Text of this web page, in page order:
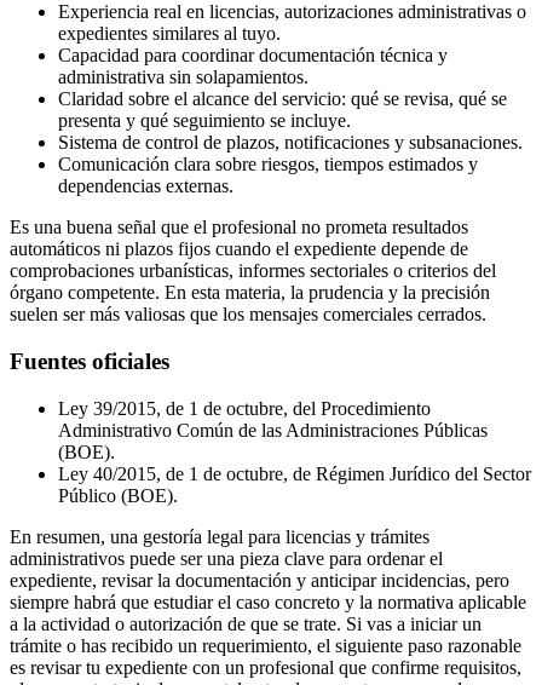
Experiencia real en licencias, autorizaciones administrativas o
expedientes similares al tuyo.
Capacidad para coordinar documentación técnica y
administrativa sin solapamientos.
Claridad sobre el alcance del servicio: qué se revisa, qué se
presenta y qué seguimiento se incluye.
Sistema de control de plazos, notificaciones y subsanaciones.
Comunicación clara sobre riesgos, tiempos estimados y
dependencias externas.
Es una buena señal que el profesional no prometa resultados
automáticos ni plazos fijos cuando el expediente depende de
comprobaciones urbanísticas, informes sectoriales o criterios del
órgano competente. En esta materia, la prudencia y la precisión
suelen ser más valiosas que los mensajes comerciales cerrados.
Fuentes oficiales
Ley 39/2015, de 1 de octubre, del Procedimiento
Administrativo Común de las Administraciones Públicas
(BOE).
Ley 40/2015, de 1 de octubre, de Régimen Jurídico del Sector
Público (BOE).
En resumen, una gestoría legal para licencias y trámites
administrativos puede ser una pieza clave para ordenar el
expediente, revisar la documentación y anticipar incidencias, pero
siempre habrá que estudiar el caso concreto y la normativa aplicable
a la actividad o autorización de que se trate. Si vas a iniciar un
trámite o has recibido un requerimiento, el siguiente paso razonable
es revisar tu expediente con un profesional que confirme requisitos,